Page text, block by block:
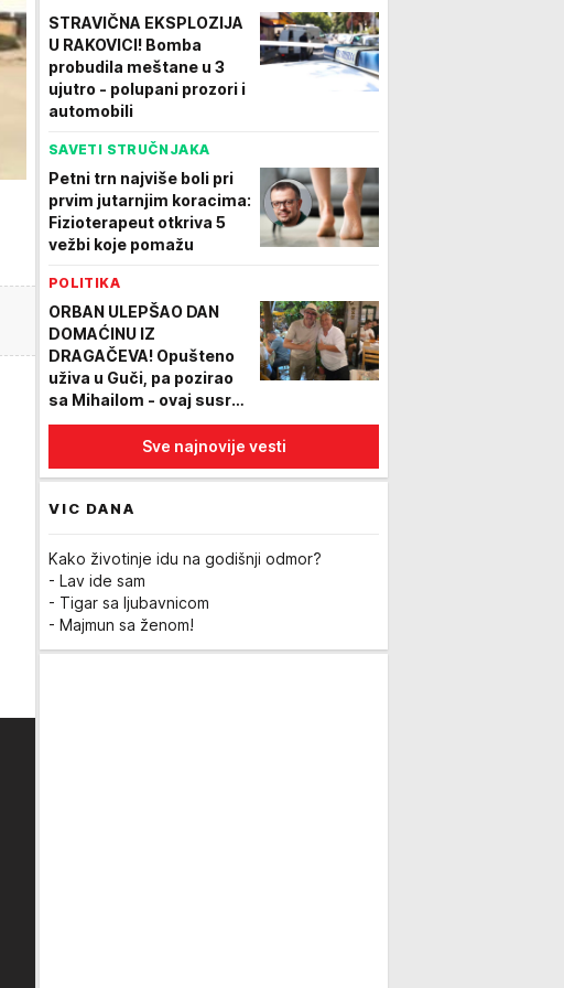
STRAVIČNA EKSPLOZIJA
U RAKOVICI! Bomba
probudila meštane u 3
ujutro - polupani prozori i
automobili
SAVETI STRUČNJAKA
Petni trn najviše boli pri
prvim jutarnjim koracima:
Fizioterapeut otkriva 5
vežbi koje pomažu
POLITIKA
ORBAN ULEPŠAO DAN
DOMAĆINU IZ
DRAGAČEVA! Opušteno
uživa u Guči, pa pozirao
sa Mihailom - ovaj susret
će zauvek pamtiti! (FOTO)
Sve najnovije vesti
VIC DANA
Kako životinje idu na godišnji odmor?
- Lav ide sam
- Tigar sa ljubavnicom
- Majmun sa ženom!